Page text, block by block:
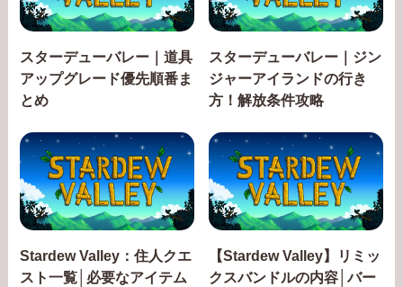
スターデューバレー｜道具
アップグレード優先順番ま
とめ
スターデューバレー｜ジン
ジャーアイランドの行き
方！解放条件攻略
Stardew Valley：住人クエ
スト一覧│必要なアイテム
【Stardew Valley】リミッ
クスバンドルの内容│バー